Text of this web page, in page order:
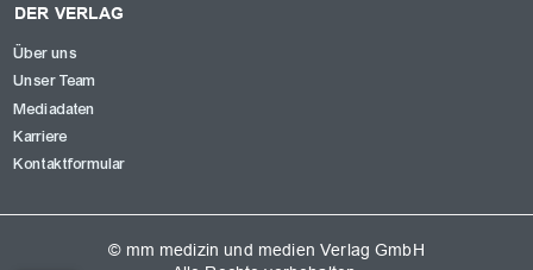
DER VERLAG
Über uns
Unser Team
Mediadaten
Karriere
Kontaktformular
© mm medizin und medien Verlag GmbH